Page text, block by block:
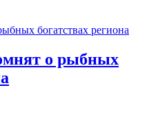
о рыбных